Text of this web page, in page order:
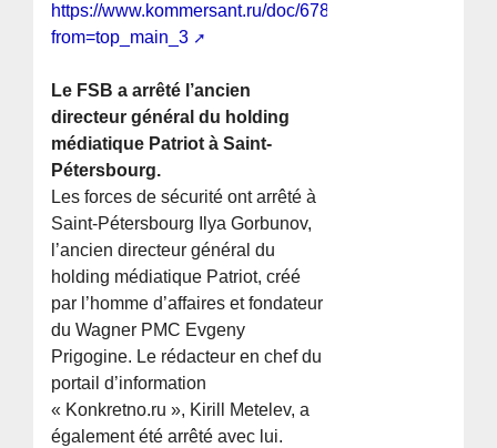
https://www.kommersant.ru/doc/6788883?
from=top_main_3
Le FSB a arrêté l’ancien
directeur général du holding
médiatique Patriot à Saint-
Pétersbourg.
Les forces de sécurité ont arrêté à
Saint-Pétersbourg Ilya Gorbunov,
l’ancien directeur général du
holding médiatique Patriot, créé
par l’homme d’affaires et fondateur
du Wagner PMC Evgeny
Prigogine. Le rédacteur en chef du
portail d’information
« Konkretno.ru », Kirill Metelev, a
également été arrêté avec lui.